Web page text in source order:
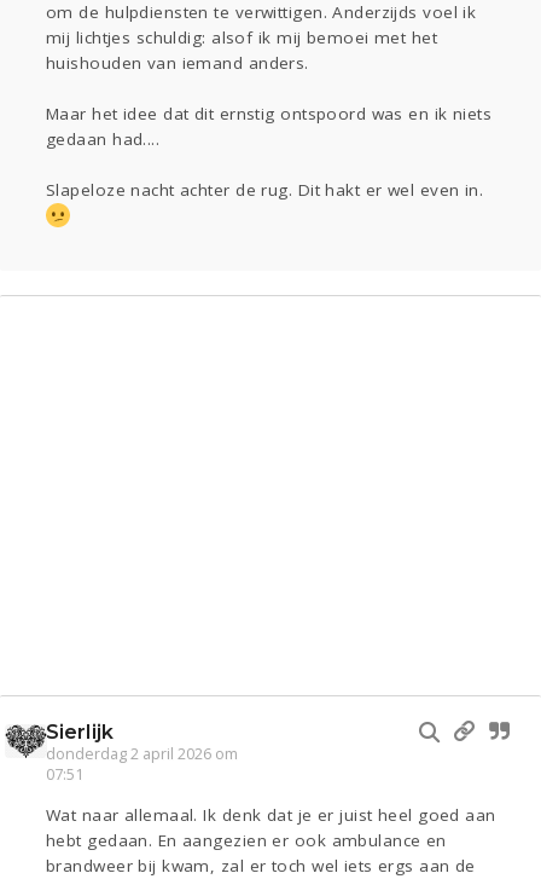
om de hulpdiensten te verwittigen. Anderzijds voel ik
mij lichtjes schuldig: alsof ik mij bemoei met het
huishouden van iemand anders.
Maar het idee dat dit ernstig ontspoord was en ik niets
gedaan had....
Slapeloze nacht achter de rug. Dit hakt er wel even in.
Sierlijk
donderdag 2 april 2026 om
07:51
Wat naar allemaal. Ik denk dat je er juist heel goed aan
hebt gedaan. En aangezien er ook ambulance en
brandweer bij kwam, zal er toch wel iets ergs aan de